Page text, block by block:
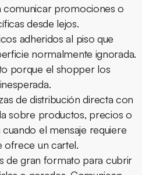
comunicar promociones o
desde lejos.
adheridos al piso que
normalmente ignorada.
porque el shopper los
de distribución directa con
sobre productos, precios o
el mensaje requiere
ofrece un cartel.
de gran formato para cubrir